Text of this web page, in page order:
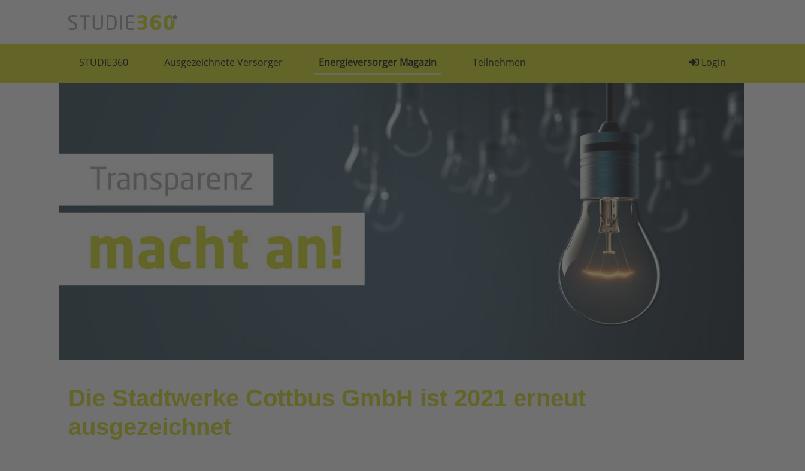
STUDIE360 Ausgezeichnete Versorger Energieversorger Magazin Teilnehmen Login
Die Stadtwerke Cottbus GmbH ist 2021 erneut
ausgezeichnet